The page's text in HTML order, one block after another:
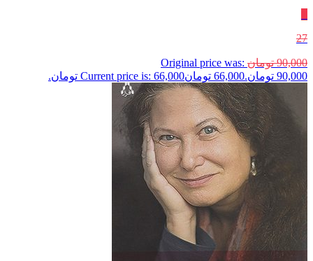
27
90,000 تومان Original price was:
90,000 تومان.
66,000 تومانCurrent price is: 66,000 تومان.